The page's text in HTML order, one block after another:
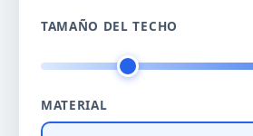
TAMAÑO DEL TECHO
MATERIAL